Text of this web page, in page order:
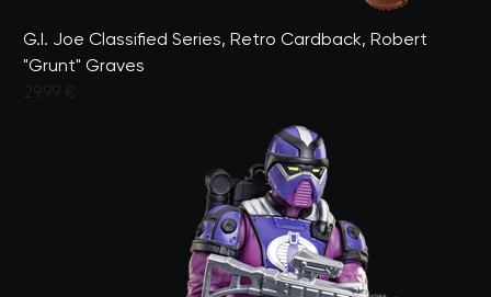
G.I. Joe Classified Series, Retro Cardback, Robert
"Grunt" Graves
29,99 €